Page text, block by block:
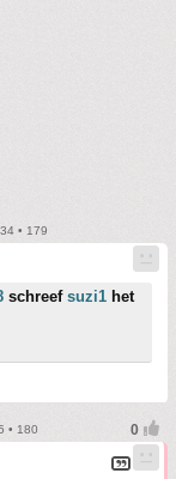
• 179
schreef suzi1 het
• 180